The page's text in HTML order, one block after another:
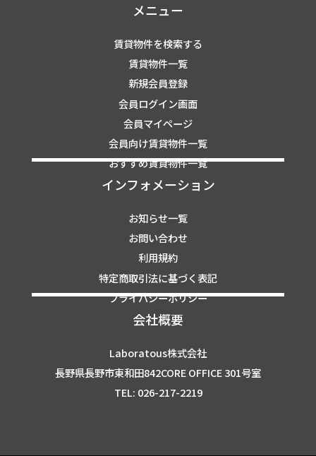
メニュー
賃貸物件を検索する
賃貸物件一覧
新規会員登録
会員ログイン画面
会員マイページ
会員向け賃貸物件一覧
おすすめ賃貸物件一覧
インフォメーション
お知らせ一覧
お問い合わせ
利用規約
特定商取引法に基づく表記
プライバシーポリシー
会社概要
Laboratous株式会社
長野県長野市東和田842CORE OFFICE 301号室
TEL: 026-217-2219